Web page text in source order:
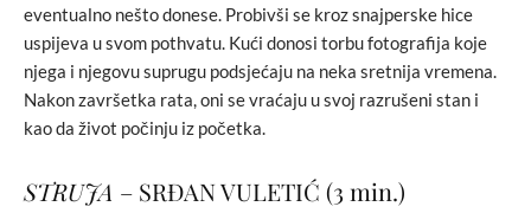
eventualno nešto donese. Probivši se kroz snajperske hice
uspijeva u svom pothvatu. Kući donosi torbu fotografija koje
njega i njegovu suprugu podsjećaju na neka sretnija vremena.
Nakon završetka rata, oni se vraćaju u svoj razrušeni stan i
kao da život počinju iz početka.
STRUJA – SRĐAN VULETIĆ (3 min.)